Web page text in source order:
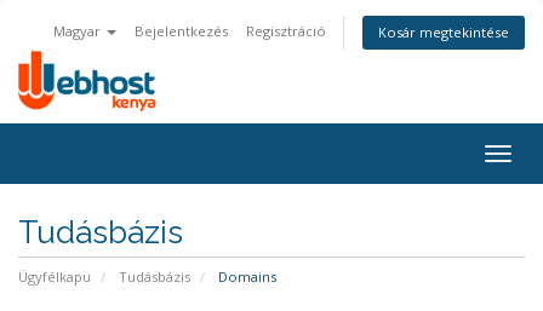
Magyar Bejelentkezés Regisztráció Kosár megtekintése
Tudásbázis
Ügyfélkapu Tudásbázis Domains